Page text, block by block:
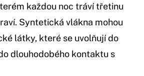
každou noc tráví třetinu
Syntetická vlákna mohou
látky, které se uvolňují do
dlouhodobého kontaktu s